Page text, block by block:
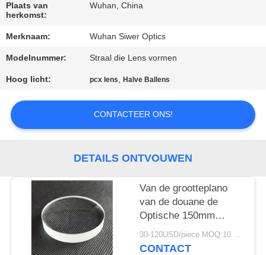
EEN
CITAAT
SITEMAP
POLICY
Plaats van
herkomst:
Wuhan, China
Merknaam: Wuhan Siwer Optics
Modelnummer: Straal die Lens vormen
Hoog licht: pcx lens,Halve Ballens
CONTACTEER ONS!
DETAILS ONTVOUWEN
Van de grootteplano
van de douane de
Optische 150mm
Diameter Grote Delen
van het de Lens
30-120USD/piece MOQ:10 stukken
CONTACT